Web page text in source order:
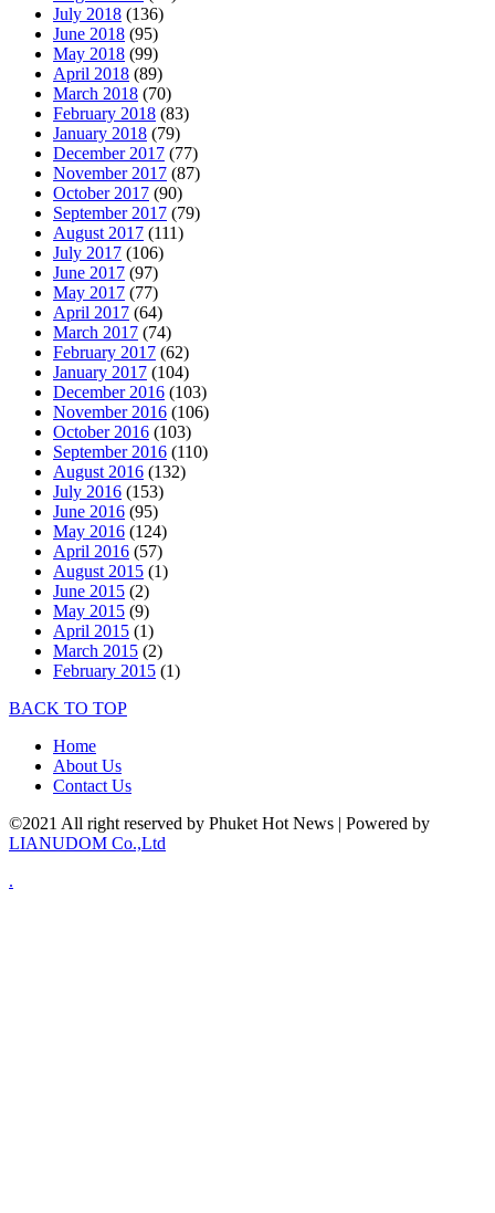
July 2018 (136)
June 2018 (95)
May 2018 (99)
April 2018 (89)
March 2018 (70)
February 2018 (83)
January 2018 (79)
December 2017 (77)
November 2017 (87)
October 2017 (90)
September 2017 (79)
August 2017 (111)
July 2017 (106)
June 2017 (97)
May 2017 (77)
April 2017 (64)
March 2017 (74)
February 2017 (62)
January 2017 (104)
December 2016 (103)
November 2016 (106)
October 2016 (103)
September 2016 (110)
August 2016 (132)
July 2016 (153)
June 2016 (95)
May 2016 (124)
April 2016 (57)
August 2015 (1)
June 2015 (2)
May 2015 (9)
April 2015 (1)
March 2015 (2)
February 2015 (1)
BACK TO TOP
Home
About Us
Contact Us
©2021 All right reserved by Phuket Hot News | Powered by
LIANUDOM Co.,Ltd
.